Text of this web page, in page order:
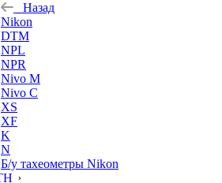
Назад
Nikon
DTM
NPL
NPR
Nivo M
Nivo C
XS
XF
K
N
Б/у тахеометры Nikon